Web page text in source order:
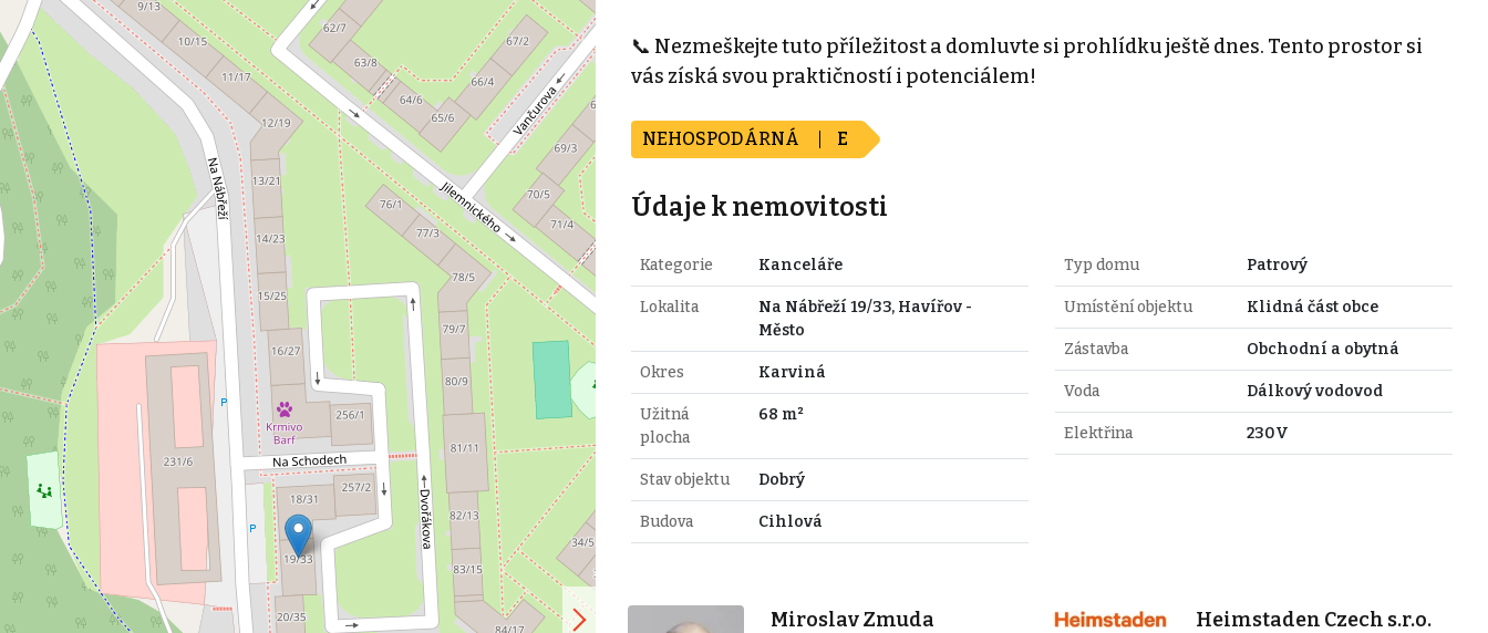
📞 Nezmeškejte tuto příležitost a domluvte si prohlídku ještě dnes. Tento prostor si
vás získá svou praktičností i potenciálem!
NEHOSPODÁRNÁ E
Údaje k nemovitosti
Kategorie Kanceláře
Lokalita
Na Nábřeží 19/33, Havířov -
Město
Okres Karviná
Užitná
plocha
68 m²
Stav objektu Dobrý
Budova Cihlová
Typ domu Patrový
Umístění objektu Klidná část obce
Zástavba Obchodní a obytná
Voda Dálkový vodovod
Elektřina 230V
Miroslav Zmuda Heimstaden Czech s.r.o.